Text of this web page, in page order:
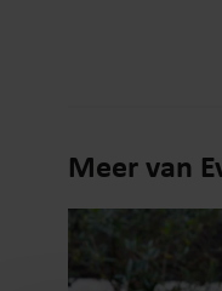
Meer van